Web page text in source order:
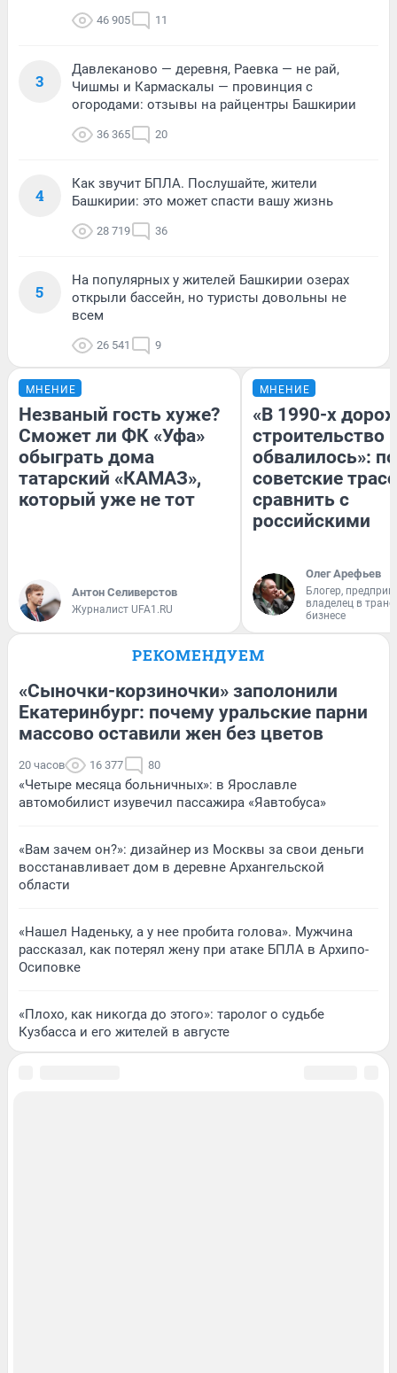
46 905 11
3
Давлеканово — деревня, Раевка — не рай,
Чишмы и Кармаскалы — провинция с
огородами: отзывы на райцентры Башкирии
36 365 20
4
Как звучит БПЛА. Послушайте, жители
Башкирии: это может спасти вашу жизнь
28 719 36
5
На популярных у жителей Башкирии озерах
открыли бассейн, но туристы довольны не
всем
26 541 9
МНЕНИЕ
Незваный гость хуже?
Сможет ли ФК «Уфа»
обыграть дома
татарский «КАМАЗ»,
который уже не тот
Антон Селиверстов
Журналист UFA1.RU
МНЕНИЕ
«В 1990-х
строительство
обвалилось»:
советские
сравнить с
российскими
Олег Арефьев
Блогер,
владелец в
бизнесе
РЕКОМЕНДУЕМ
«Сыночки-корзиночки» заполонили
Екатеринбург: почему уральские парни
массово оставили жен без цветов
20 часов 16 377 80
«Четыре месяца больничных»: в Ярославле
автомобилист изувечил пассажира «Яавтобуса»
«Вам зачем он?»: дизайнер из Москвы за свои деньги
восстанавливает дом в деревне Архангельской
области
«Нашел Наденьку, а у нее пробита голова». Мужчина
рассказал, как потерял жену при атаке БПЛА в Архипо-
Осиповке
«Плохо, как никогда до этого»: таролог о судьбе
Кузбасса и его жителей в августе